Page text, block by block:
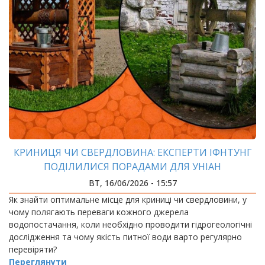
КРИНИЦЯ ЧИ СВЕРДЛОВИНА: ЕКСПЕРТИ ІФНТУНГ
ПОДІЛИЛИСЯ ПОРАДАМИ ДЛЯ УНІАН
ВТ, 16/06/2026 - 15:57
Як знайти оптимальне місце для криниці чи свердловини, у
чому полягають переваги кожного джерела
водопостачання, коли необхідно проводити гідрогеологічні
дослідження та чому якість питної води варто регулярно
перевіряти?
Переглянути